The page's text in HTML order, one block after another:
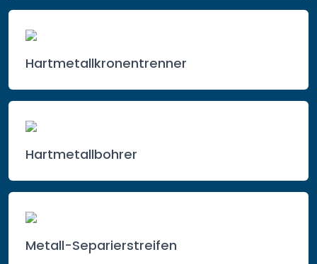
Hartmetallkronentrenner
Hartmetallbohrer
Metall-Separierstreifen